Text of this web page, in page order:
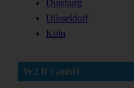
Duisburg
Düsseldorf
Köln
W.I.R GmbH